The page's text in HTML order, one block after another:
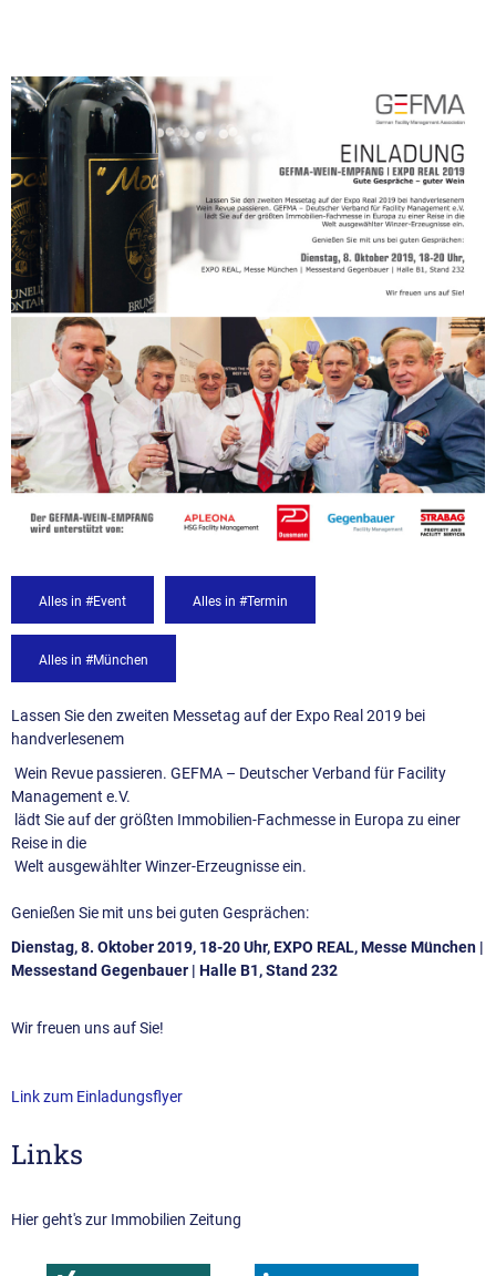
Alles in #Event Alles in #Termin
Alles in #München
Lassen Sie den zweiten Messetag auf der Expo Real 2019 bei
handverlesenem
Wein Revue passieren. GEFMA – Deutscher Verband für Facility
Management e.V.
lädt Sie auf der größten Immobilien-Fachmesse in Europa zu einer
Reise in die
Welt ausgewählter Winzer-Erzeugnisse ein.
Genießen Sie mit uns bei guten Gesprächen:
Dienstag, 8. Oktober 2019, 18-20 Uhr, EXPO REAL, Messe München |
Messestand Gegenbauer | Halle B1, Stand 232
Wir freuen uns auf Sie!
Link zum Einladungsflyer
Links
Hier geht's zur Immobilien Zeitung